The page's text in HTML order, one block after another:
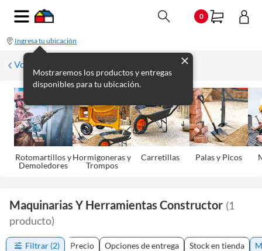
0
Ingresa tu ubicación
Mostraremos los productos y entregas
disponibles para tu ubicación.
Volver
Rotomartillos y
Demoledores
Hormigoneras y
Trompos
Carretillas Palas y Picos
Maquinarias Y Herramientas Constructor (1
producto)
Filtrar (2) Precio Opciones de entrega Stock en tienda